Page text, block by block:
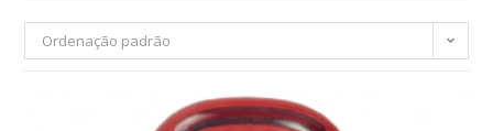
Ordenação padrão